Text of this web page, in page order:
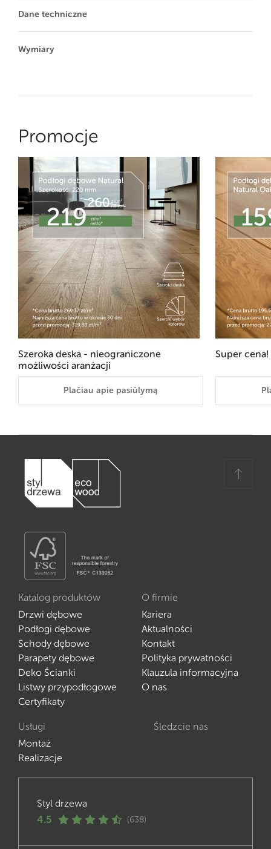
Dane techniczne
Wymiary
Promocje
Szeroka deska - nieograniczone
możliwości aranżacji
Plačiau apie pasiūlymą
Super
Katalog produktów
Drzwi dębowe
Podłogi dębowe
Schody dębowe
Parapety dębowe
Deko Ścianki
Listwy przypodłogowe
Certyfikaty
O firmie
Kariera
Aktualności
Kontakt
Polityka prywatności
Klauzula informacyjna
O nas
Usługi
Montaż
Realizacje
Śledzcie nas
Styl drzewa
4.5 (638)